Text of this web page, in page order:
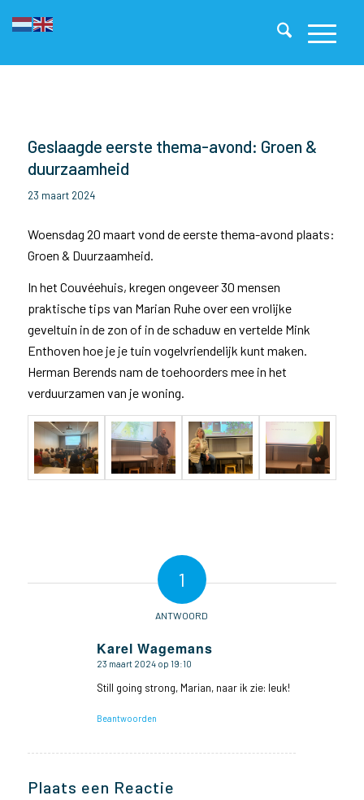
Geslaagde eerste thema-avond: Groen &
duurzaamheid
23 maart 2024
Woensdag 20 maart vond de eerste thema-avond plaats:
Groen & Duurzaamheid.
In het Couvéehuis, kregen ongeveer 30 mensen
praktische tips van Marian Ruhe over een vrolijke
geveltuin in de zon of in de schaduw en vertelde Mink
Enthoven hoe je je tuin vogelvriendelijk kunt maken.
Herman Berends nam de toehoorders mee in het
verduurzamen van je woning.
1
ANTWOORD
Karel Wagemans
zegt:
23 maart 2024 op 19:10
Still going strong, Marian, naar ik zie: leuk!
Beantwoorden
Plaats een Reactie